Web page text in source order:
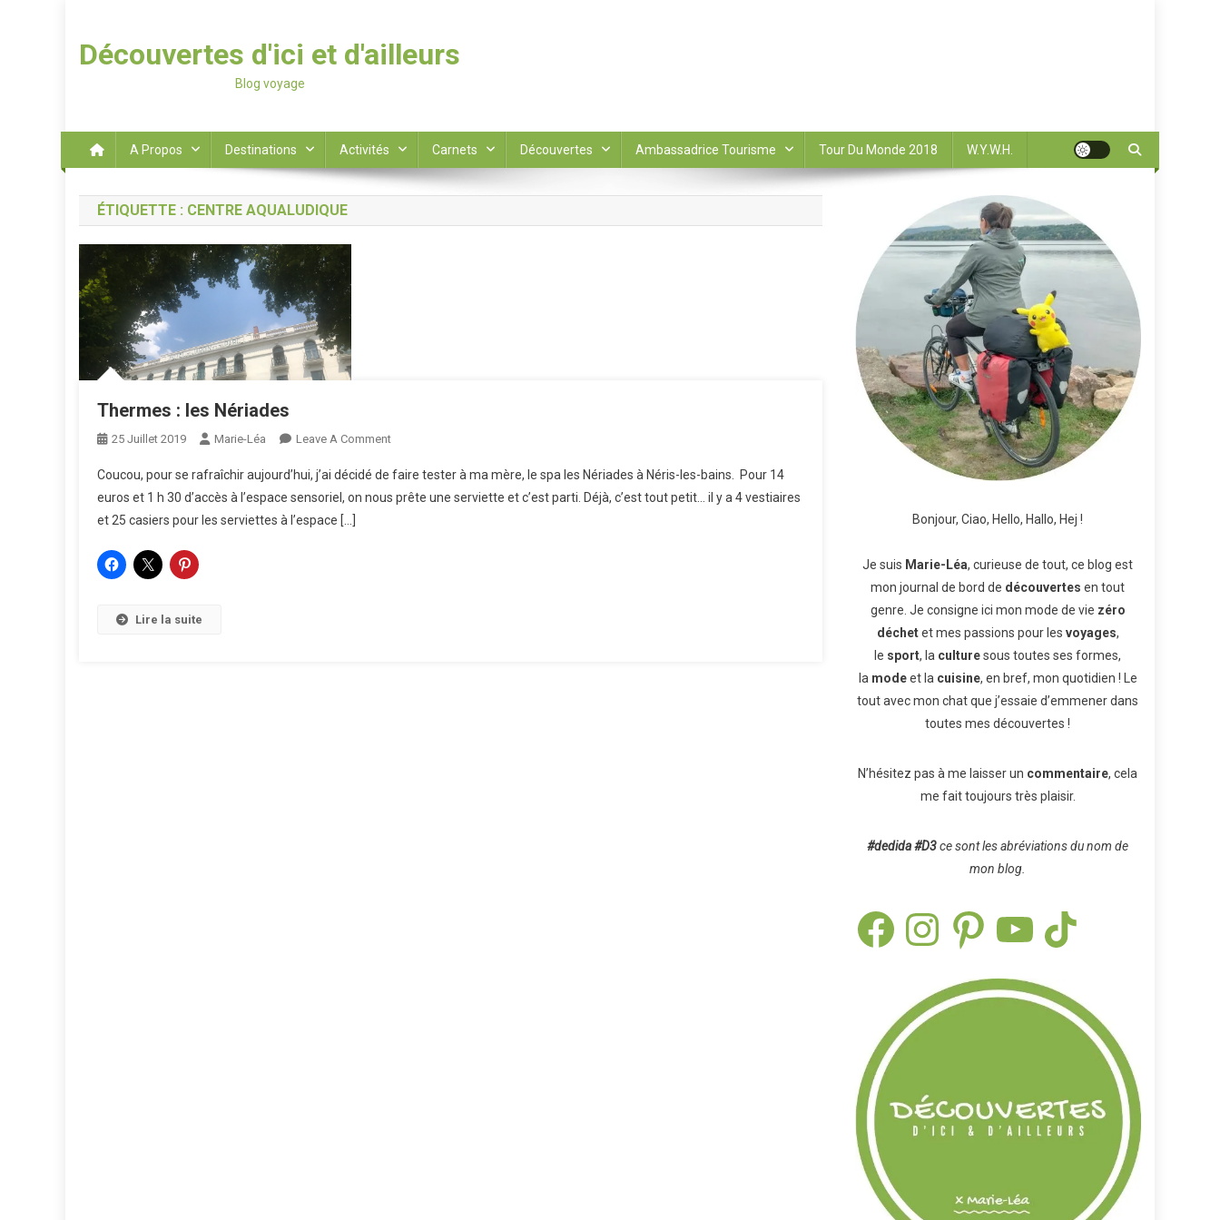
Découvertes d'ici et d'ailleurs
Blog voyage
A Propos Destinations Activités Carnets Découvertes Ambassadrice Tourisme Tour Du Monde 2018 W.Y.W.H.
ÉTIQUETTE : CENTRE AQUALUDIQUE
Thermes : les Nériades
25 Juillet 2019 Marie-Léa Leave A CommentOn
Les
Coucou, pour se rafraîchir aujourd’hui, j’ai décidé de faire tester à ma mère, le spa les Nériades à Néris-les-bains. Pour 14
euros et 1 h 30 d’accès à l’espace sensoriel, on nous prête une serviette et c’est parti. Déjà, c’est tout petit… il y a 4 vestiaires
et 25 casiers pour les serviettes à l’espace […]
Lire la suite
Bonjour, Ciao, Hello, Hallo, Hej !
Je suis Marie-Léa, curieuse de tout, ce blog est
mon journal de bord de découvertes en tout
genre. Je consigne ici mon mode de vie zéro
déchetet mes passions pour les voyages,
le sport, la culturesous toutes ses formes,
la modeet la cuisine, en bref, mon quotidien ! Le
tout avec mon chat que j’essaie d’emmener dans
toutes mes découvertes !
N’hésitez pas à me laisser un commentaire, cela
me fait toujours très plaisir.
#dedida#D3ce sont les abréviations du nom de
mon blog.
FacebookInstagramPinterest TikTok